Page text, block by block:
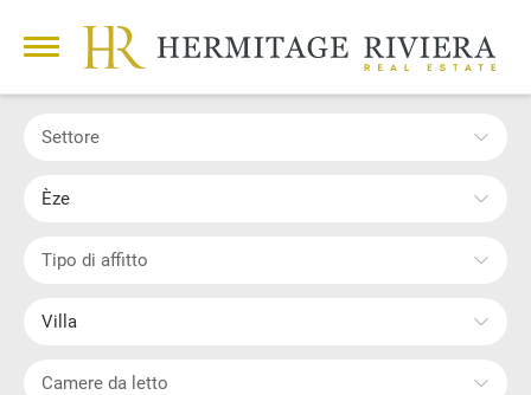
Settore
Èze
Tipo di affitto
Villa
Camere da letto